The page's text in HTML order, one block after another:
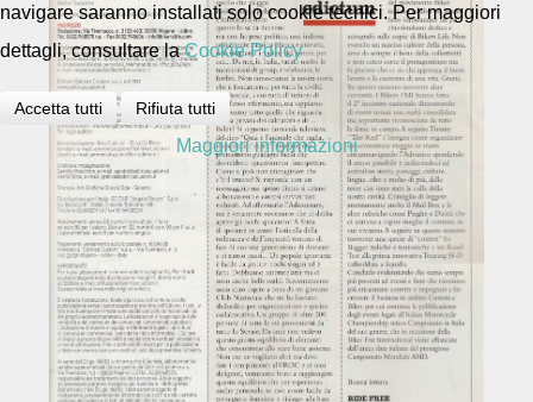
navigare saranno installati solo cookie tecnici. Per maggiori
dettagli, consultare laCookie Policy
Accetta tutti Rifiuta tutti
Maggiori informazioni